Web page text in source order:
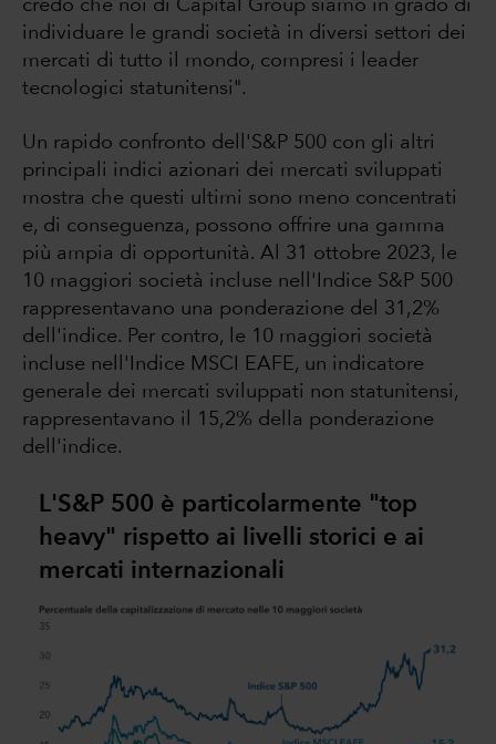
credo che noi di Capital Group siamo in grado di
individuare le grandi società in diversi settori dei
mercati di tutto il mondo, compresi i leader
tecnologici statunitensi".
Un rapido confronto dell'S&P 500 con gli altri
principali indici azionari dei mercati sviluppati
mostra che questi ultimi sono meno concentrati
e, di conseguenza, possono offrire una gamma
più ampia di opportunità. Al 31 ottobre 2023, le
10 maggiori società incluse nell'Indice S&P 500
rappresentavano una ponderazione del 31,2%
dell'indice. Per contro, le 10 maggiori società
incluse nell'Indice MSCI EAFE, un indicatore
generale dei mercati sviluppati non statunitensi,
rappresentavano il 15,2% della ponderazione
dell'indice.
L'S&P 500 è particolarmente "top
heavy" rispetto ai livelli storici e ai
mercati internazionali